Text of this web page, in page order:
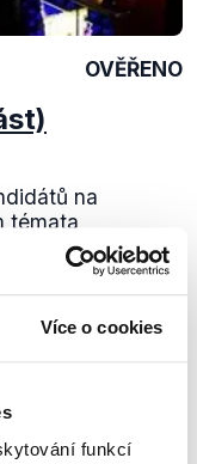
Více o cookies
funkcí
OVĚŘENO
na
témata
a
Helena Sýkorová